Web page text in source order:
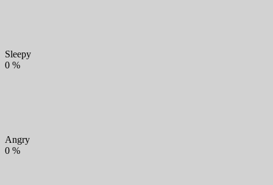
Sleepy
0 %
Angry
0 %